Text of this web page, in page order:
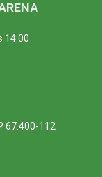
14:00
67.400-112